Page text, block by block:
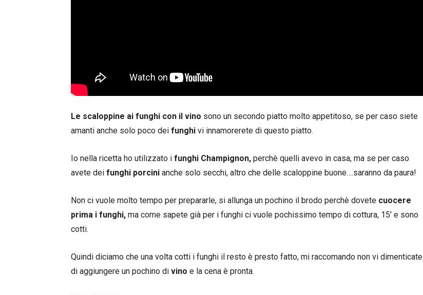
Le scaloppine ai funghi con il vino sono un secondo piatto molto appetitoso, se per caso siete
amanti anche solo poco dei funghi vi innamorerete di questo piatto.
Io nella ricetta ho utilizzato i funghi Champignon, perchè quelli avevo in casa, ma se per caso
avete dei funghi porcini anche solo secchi, altro che delle scaloppine buone….saranno da paura!
Non ci vuole molto tempo per prepararle, si allunga un pochino il brodo perchè dovete cuocere
prima i funghi, ma come sapete già per i funghi ci vuole pochissimo tempo di cottura, 15′ e sono
cotti.
Quindi diciamo che una volta cotti i funghi il resto è presto fatto, mi raccomando non vi dimenticate
di aggiungere un pochino di vino e la cena è pronta.